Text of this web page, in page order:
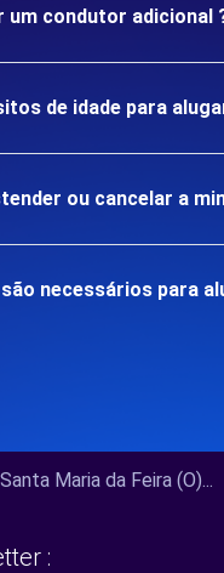
um condutor adicional
de idade para
ou cancelar a
necessários para
Maria da Feira (O)...
: